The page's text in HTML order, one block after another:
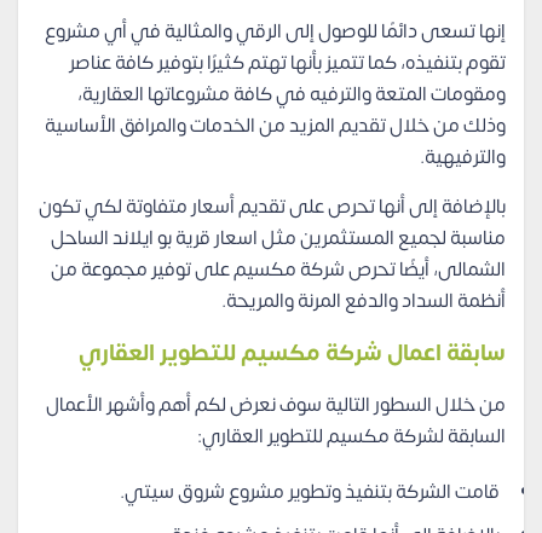
إنها تسعى دائمًا للوصول إلى الرقي والمثالية في أي مشروع
تقوم بتنفيذه، كما تتميز بأنها تهتم كثيرًا بتوفير كافة عناصر
ومقومات المتعة والترفيه في كافة مشروعاتها العقارية،
وذلك من خلال تقديم المزيد من الخدمات والمرافق الأساسية
والترفيهية.
بالإضافة إلى أنها تحرص على تقديم أسعار متفاوتة لكي تكون
مناسبة لجميع المستثمرين مثل اسعار قرية بو ايلاند الساحل
الشمالى، أيضًا تحرص شركة مكسيم على توفير مجموعة من
أنظمة السداد والدفع المرنة والمريحة.
سابقة اعمال شركة مكسيم للتطوير العقاري
من خلال السطور التالية سوف نعرض لكم أهم وأشهر الأعمال
السابقة لشركة مكسيم للتطوير العقاري:
قامت الشركة بتنفيذ وتطوير مشروع شروق سيتي.